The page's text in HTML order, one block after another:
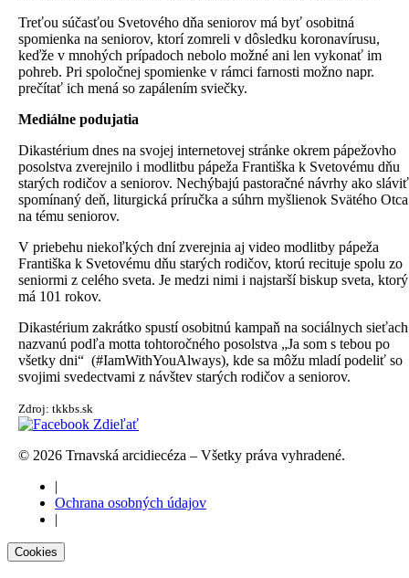
Treťou súčasťou Svetového dňa seniorov má byť osobitná
spomienka na seniorov, ktorí zomreli v dôsledku koronavírusu,
keďže v mnohých prípadoch nebolo možné ani len vykonať im
pohreb. Pri spoločnej spomienke v rámci farnosti možno napr.
prečítať ich mená so zapálením sviečky.
Mediálne podujatia
Dikastérium dnes na svojej internetovej stránke okrem pápežovho
posolstva zverejnilo i modlitbu pápeža Františka k Svetovému dňu
starých rodičov a seniorov. Nechýbajú pastoračné návrhy ako sláviť
spomínaný deň, liturgická príručka a súhrn myšlienok Svätého Otca
na tému seniorov.
V priebehu niekoľkých dní zverejnia aj video modlitby pápeža
Františka k Svetovému dňu starých rodičov, ktorú recituje spolu zo
seniormi z celého sveta. Je medzi nimi i najstarší biskup sveta, ktorý
má 101 rokov.
Dikastérium zakrátko spustí osobitnú kampaň na sociálnych sieťach
nazvanú podľa motta tohtoročného posolstva „Ja som s tebou po
všetky dni“ (#IamWithYouAlways), kde sa môžu mladí podeliť so
svojimi svedectvami z návštev starých rodičov a seniorov.
Zdroj: tkkbs.sk
Zdieľať
© 2026 Trnavská arcidiecéza – Všetky práva vyhradené.
|
Ochrana osobných údajov
|
Cookies